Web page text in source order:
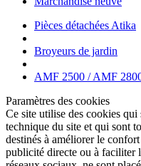
Pièces détachées Atika
Broyeurs de jardin
AMF 2500 / AMF 2800
Paramètres des cookies
Ce site utilise des cookies qui
technique du site et qui sont
destinés à améliorer le
publicité directe ou à faciliter
réseaux sociaux, ne sont
Configuration